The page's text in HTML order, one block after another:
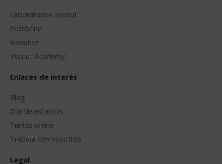
Laboratorios Ysonut
Protéifine
Inovance
Ysonut Academy
Enlaces de interés
Blog
Dónde estamos
Tienda online
Trabaja con nosotros
Legal